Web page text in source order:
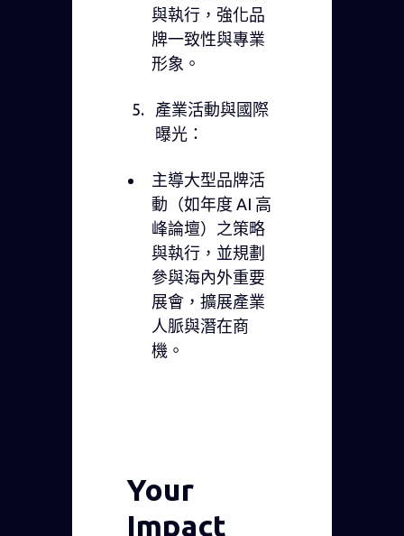
與執行，強化品
牌一致性與專業
形象。
產業活動與國際
曝光：
主導大型品牌活
動（如年度 AI 高
峰論壇）之策略
與執行，並規劃
參與海內外重要
展會，擴展產業
人脈與潛在商
機。
Your
Impact